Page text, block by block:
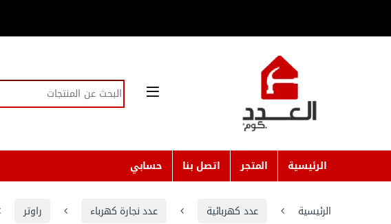
Search for:
الرئيسية المتجر اتصل بنا حسابي
الرئيسية عدد كهربائية عدد نجارة كهرباء راوتر